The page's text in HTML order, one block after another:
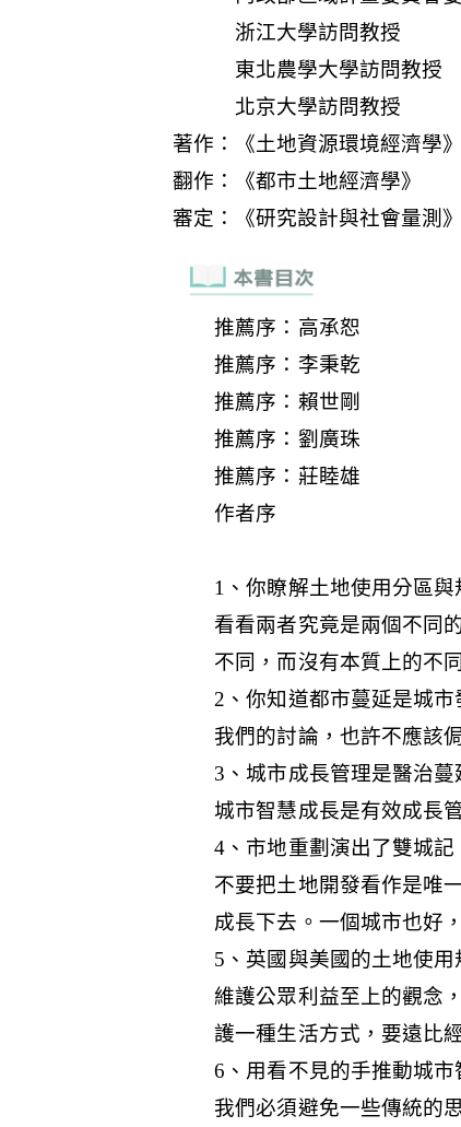
推薦序：高承恕
推薦序：李秉乾
推薦序：賴世剛
推薦序：劉廣珠
推薦序：莊睦雄
作者序
1、你瞭解土地使用分區與
看看兩者究竟是兩個不同
不同，而沒有本質上的不
2、你知道都市蔓延是城市
我們的討論，也許不應該
3、城市成長管理是醫治蔓
城市智慧成長是有效成長
4、市地重劃演出了雙城記
不要把土地開發看作是唯
成長下去。一個城市也好
5、英國與美國的土地使用
維護公眾利益至上的觀念
護一種生活方式，要遠比
6、用看不見的手推動城市
我們必須避免一些傳統的